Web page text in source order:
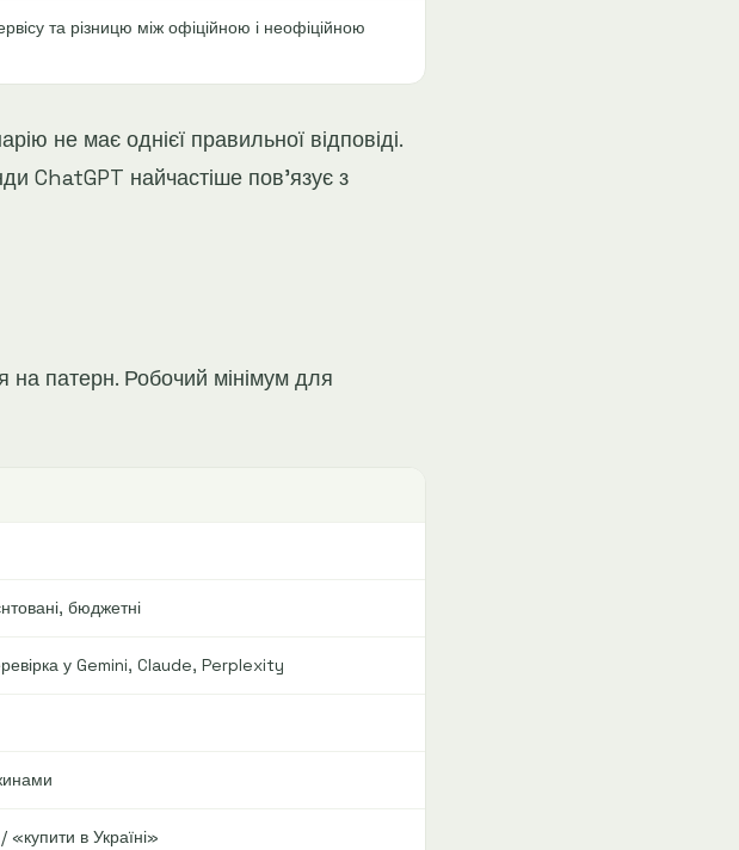
та різницю між офіційною і неофіційною
не має однієї правильної відповіді.
ChatGPT найчастіше пов'язує з
на патерн. Робочий мінімум для
бюджетні
у Gemini, Claude, Perplexity
«купити в Україні»